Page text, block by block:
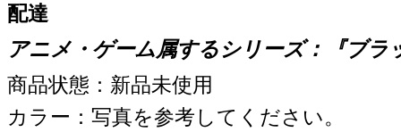
配達
アニメ・ゲーム属するシリーズ：『ブラ
商品状態：新品未使用
カラー：写真を参考してください。